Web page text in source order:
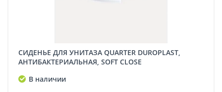
СИДЕНЬЕ ДЛЯ УНИТАЗА QUARTER DUROPLAST,
АНТИБАКТЕРИАЛЬНАЯ, SOFT CLOSE
В наличии